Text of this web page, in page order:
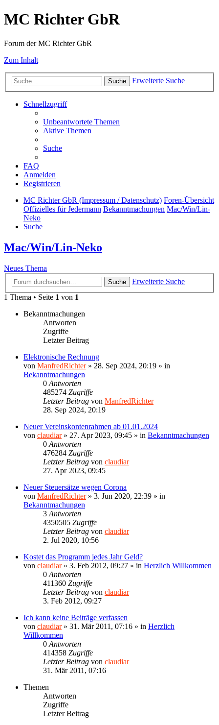
MC Richter GbR
Forum der MC Richter GbR
Zum Inhalt
Suche Erweiterte Suche
Schnellzugriff
Unbeantwortete Themen
Aktive Themen
Suche
FAQ
Anmelden
Registrieren
MC Richter GbR (Impressum / Datenschutz) Foren-Übersicht
Offizielles für Jedermann Bekanntmachungen Mac/Win/Lin-
Neko
Suche
Mac/Win/Lin-Neko
Neues Thema
Suche
Erweiterte Suche
1 Thema • Seite 1 von 1
Bekanntmachungen
Antworten
Zugriffe
Letzter Beitrag
Elektronische Rechnung
von ManfredRichter» 28. Sep 2024, 20:19 » in
Bekanntmachungen
0 Antworten
485274 Zugriffe
Letzter Beitrag von ManfredRichter
28. Sep 2024, 20:19
Neuer Vereinskontenrahmen ab 01.01.2024
von claudiar» 27. Apr 2023, 09:45 » in Bekanntmachungen
0 Antworten
476284 Zugriffe
Letzter Beitrag von claudiar
27. Apr 2023, 09:45
Neuer Steuersätze wegen Corona
von ManfredRichter» 3. Jun 2020, 22:39 » in
Bekanntmachungen
3 Antworten
4350505 Zugriffe
Letzter Beitrag von claudiar
2. Jul 2020, 10:56
Kostet das Programm jedes Jahr Geld?
von claudiar» 3. Feb 2012, 09:27 » in Herzlich Willkommen
0 Antworten
411360 Zugriffe
Letzter Beitrag von claudiar
3. Feb 2012, 09:27
Ich kann keine Beiträge verfassen
von claudiar» 31. Mär 2011, 07:16 » in Herzlich
Willkommen
0 Antworten
414358 Zugriffe
Letzter Beitrag von claudiar
31. Mär 2011, 07:16
Themen
Antworten
Zugriffe
Letzter Beitrag